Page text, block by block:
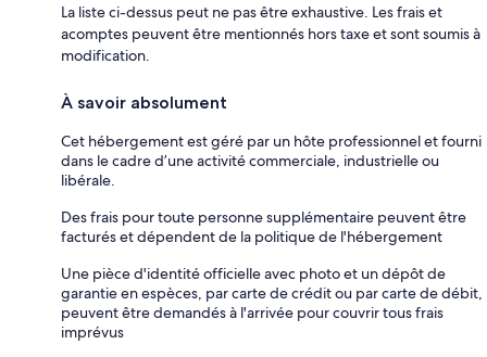
La liste ci-dessus peut ne pas être exhaustive. Les frais et
acomptes peuvent être mentionnés hors taxe et sont soumis à
modification.
À savoir absolument
Cet hébergement est géré par un hôte professionnel et fourni
dans le cadre d’une activité commerciale, industrielle ou
libérale.
Des frais pour toute personne supplémentaire peuvent être
facturés et dépendent de la politique de l'hébergement
Une pièce d'identité officielle avec photo et un dépôt de
garantie en espèces, par carte de crédit ou par carte de débit,
peuvent être demandés à l'arrivée pour couvrir tous frais
imprévus